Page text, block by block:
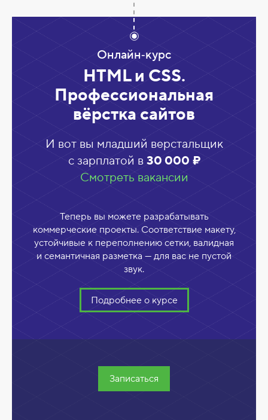
Онлайн‑курс
HTML и CSS.
Профессиональная
вёрстка сайтов
И вот вы младший верстальщик
с зарплатой в30 000 ₽
Смотреть вакансии
Теперь вы можете разрабатывать
коммерческие проекты. Соответствие макету,
устойчивые к переполнению сетки, валидная
и семантичная разметка — для вас не пустой
звук.
Подробнее о курсе
Записаться